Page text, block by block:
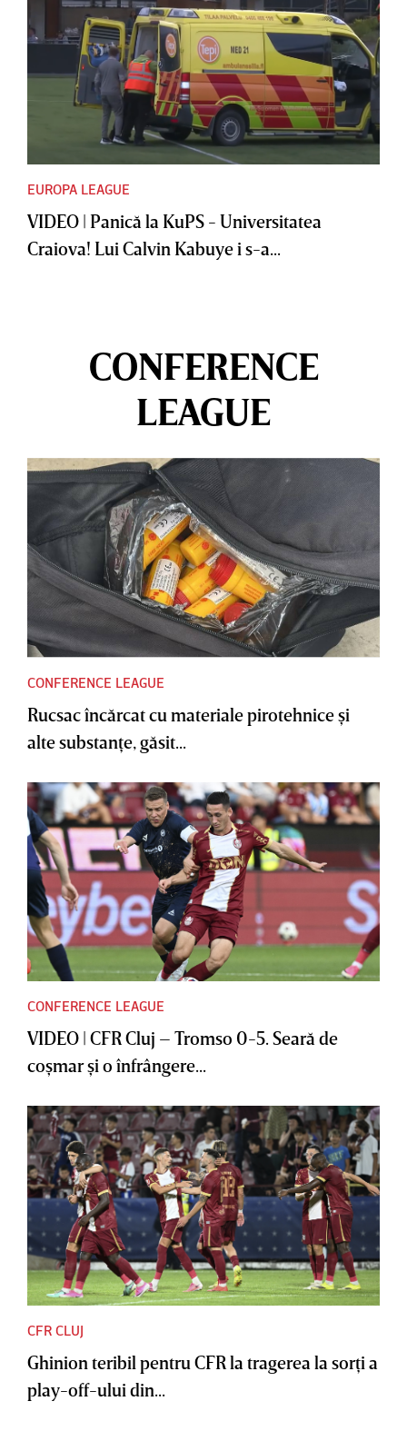
EUROPA LEAGUE
VIDEO | Panică la KuPS - Universitatea
Craiova! Lui Calvin Kabuye i s-a...
CONFERENCE
LEAGUE
CONFERENCE LEAGUE
Rucsac încărcat cu materiale pirotehnice şi
alte substanţe, găsit...
CONFERENCE LEAGUE
VIDEO | CFR Cluj – Tromso 0-5. Seară de
coşmar şi o înfrângere...
CFR CLUJ
Ghinion teribil pentru CFR la tragerea la sorţi a
play-off-ului din...